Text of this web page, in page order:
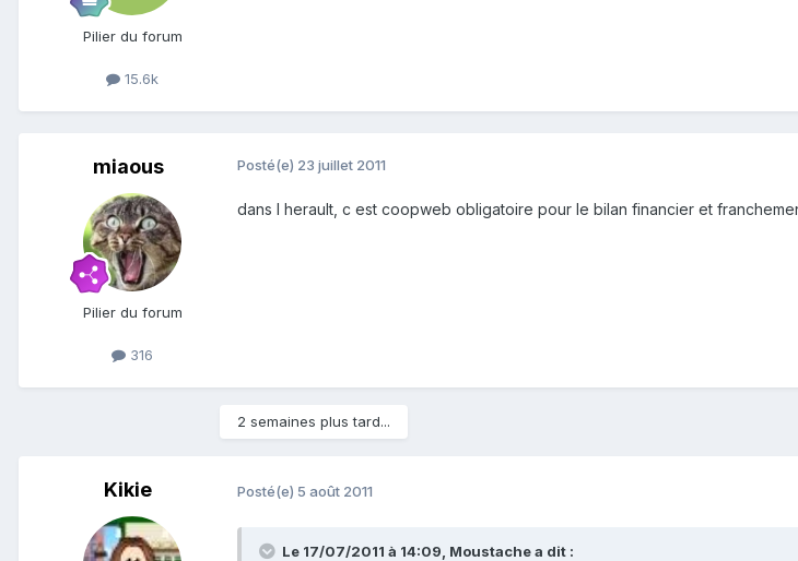
Pilier du forum
15.6k
miaous
Pilier du forum
316
Posté(e) 23 juillet 2011
dans l herault, c est coopweb obligatoire pour le bilan financier et
2 semaines plus tard...
Kikie Posté(e) 5 août 2011
Le 17/07/2011 à 14:09, Moustache a dit :